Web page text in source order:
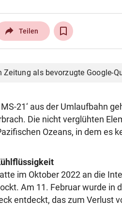
Teilen
Zeitung als bevorzugte Google-
21‘ aus der Umlaufbahn
Die nicht verglühten
Ozeans, in dem es
im Oktober 2022 an die
Am 11. Februar wurde in
entdeckt, das zum Verlust